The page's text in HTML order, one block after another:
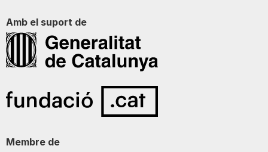
Amb el suport de
Membre de